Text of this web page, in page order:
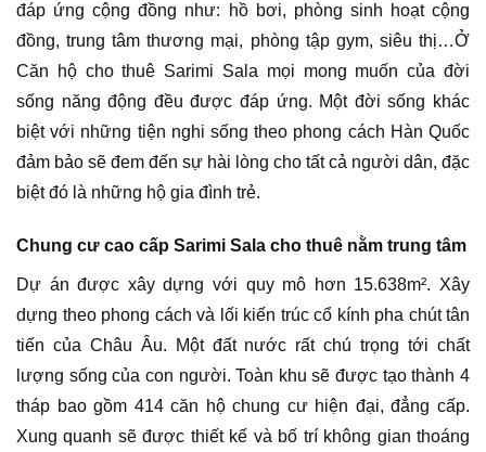
đáp ứng cộng đồng như: hồ bơi, phòng sinh hoạt cộng
đồng, trung tâm thương mại, phòng tập gym, siêu thị…Ở
Căn hộ cho thuê Sarimi Sala mọi mong muốn của đời
sống năng động đều được đáp ứng. Một đời sống khác
biệt với những tiện nghi sống theo phong cách Hàn Quốc
đảm bảo sẽ đem đến sự hài lòng cho tất cả người dân, đặc
biệt đó là những hộ gia đình trẻ.
Chung cư cao cấp Sarimi Sala cho thuê nằm trung tâm
Dự án được xây dựng với quy mô hơn 15.638m². Xây
dựng theo phong cách và lối kiến trúc cổ kính pha chút tân
tiến của Châu Âu. Một đất nước rất chú trọng tới chất
lượng sống của con người. Toàn khu sẽ được tạo thành 4
tháp bao gồm 414 căn hộ chung cư hiện đại, đẳng cấp.
Xung quanh sẽ được thiết kế và bố trí không gian thoáng